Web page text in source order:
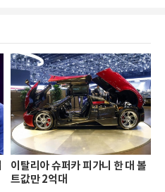
이탈리아 슈퍼카 피가니 한 대 볼
트값만 2억대